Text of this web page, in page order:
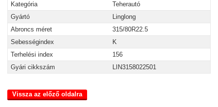
Kategória
Teherautó
Gyártó
Linglong
Abroncs méret
315/80R22.5
Sebességindex
K
Terhelési index
156
Gyári cikkszám
LIN3158022501
Vissza az előző oldalra